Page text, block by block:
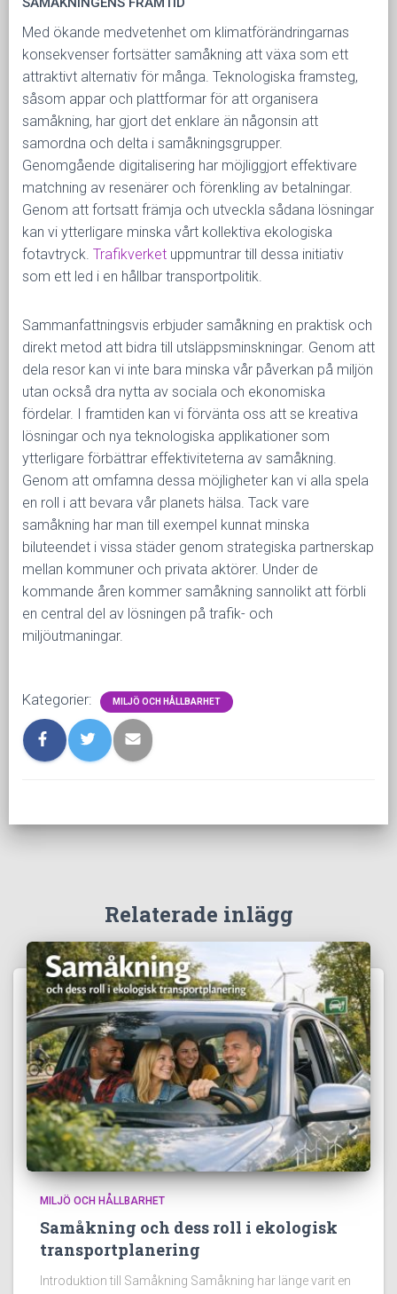
Med ökande medvetenhet om klimatförändringarnas
konsekvenser fortsätter samåkning att växa som ett
attraktivt alternativ för många. Teknologiska framsteg,
såsom appar och plattformar för att organisera
samåkning, har gjort det enklare än någonsin att
samordna och delta i samåkningsgrupper.
Genomgående digitalisering har möjliggjort effektivare
matchning av resenärer och förenkling av betalningar.
Genom att fortsatt främja och utveckla sådana lösningar
kan vi ytterligare minska vårt kollektiva ekologiska
fotavtryck. Trafikverket uppmuntrar till dessa initiativ
som ett led i en hållbar transportpolitik.
Sammanfattningsvis erbjuder samåkning en praktisk och
direkt metod att bidra till utsläppsminskningar. Genom att
dela resor kan vi inte bara minska vår påverkan på miljön
utan också dra nytta av sociala och ekonomiska
fördelar. I framtiden kan vi förvänta oss att se kreativa
lösningar och nya teknologiska applikationer som
ytterligare förbättrar effektiviteterna av samåkning.
Genom att omfamna dessa möjligheter kan vi alla spela
en roll i att bevara vår planets hälsa. Tack vare
samåkning har man till exempel kunnat minska
biluteendet i vissa städer genom strategiska partnerskap
mellan kommuner och privata aktörer. Under de
kommande åren kommer samåkning sannolikt att förbli
en central del av lösningen på trafik- och
miljöutmaningar.
Kategorier: MILJÖ OCH HÅLLBARHET
Relaterade inlägg
MILJÖ OCH HÅLLBARHET
Samåkning och dess roll i ekologisk
transportplanering
Introduktion till Samåkning Samåkning har länge varit en